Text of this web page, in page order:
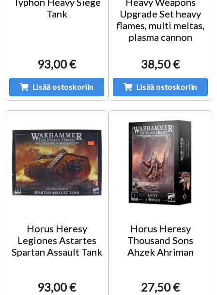
Tank
93,00 €
Lisää ostoskoriin
Upgrade Set heavy
flames, multi meltas,
plasma cannon
38,50 €
Lisää ostoskoriin
Horus Heresy
Legiones Astartes
Spartan Assault Tank
93,00 €
Horus Heresy
Thousand Sons
Ahzek Ahriman
27,50 €